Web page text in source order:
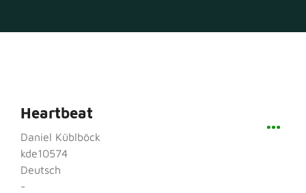
Heartbeat
Daniel Küblböck
kde10574
Deutsch
-